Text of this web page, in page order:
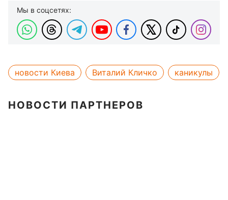
Мы в соцсетях:
новости Киева Виталий Кличко каникулы
НОВОСТИ ПАРТНЕРОВ